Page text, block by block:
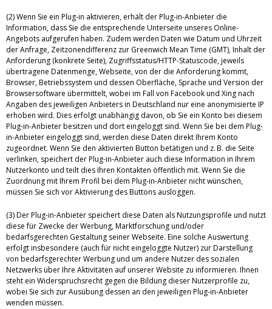
(2) Wenn Sie ein Plug-in aktivieren, erhält der Plug-in-Anbieter die
Information, dass Sie die entsprechende Unterseite unseres Online-
Angebots aufgerufen haben. Zudem werden Daten wie Datum und Uhrzeit
der Anfrage, Zeitzonendifferenz zur Greenwich Mean Time (GMT), Inhalt der
Anforderung (konkrete Seite), Zugriffsstatus/HTTP-Statuscode, jeweils
übertragene Datenmenge, Webseite, von der die Anforderung kommt,
Browser, Betriebssystem und dessen Oberfläche, Sprache und Version der
Browsersoftware übermittelt, wobei im Fall von Facebook und Xing nach
Angaben des jeweiligen Anbieters in Deutschland nur eine anonymisierte IP
erhoben wird. Dies erfolgt unabhängig davon, ob Sie ein Konto bei diesem
Plug-in-Anbieter besitzen und dort eingeloggt sind. Wenn Sie bei dem Plug-
in-Anbieter eingeloggt sind, werden diese Daten direkt Ihrem Konto
zugeordnet. Wenn Sie den aktivierten Button betätigen und z. B. die Seite
verlinken, speichert der Plug-in-Anbieter auch diese Information in Ihrem
Nutzerkonto und teilt dies Ihren Kontakten öffentlich mit. Wenn Sie die
Zuordnung mit Ihrem Profil bei dem Plug-in-Anbieter nicht wünschen,
müssen Sie sich vor Aktivierung des Buttons ausloggen.
(3) Der Plug-in-Anbieter speichert diese Daten als Nutzungsprofile und nutzt
diese für Zwecke der Werbung, Marktforschung und/oder
bedarfsgerechten Gestaltung seiner Webseite. Eine solche Auswertung
erfolgt insbesondere (auch für nicht eingeloggte Nutzer) zur Darstellung
von bedarfsgerechter Werbung und um andere Nutzer des sozialen
Netzwerks über Ihre Aktivitäten auf unserer Website zu informieren. Ihnen
steht ein Widerspruchsrecht gegen die Bildung dieser Nutzerprofile zu,
wobei Sie sich zur Ausübung dessen an den jeweiligen Plug-in-Anbieter
wenden müssen.